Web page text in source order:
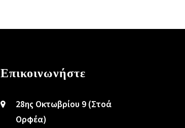
Επικοινωνήστε
28ης Οκτωβρίου 9 (Στοά
Ορφέα)